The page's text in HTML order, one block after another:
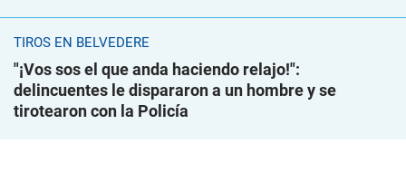
TIROS EN BELVEDERE
"¡Vos sos el que anda haciendo relajo!":
delincuentes le dispararon a un hombre y se
tirotearon con la Policía